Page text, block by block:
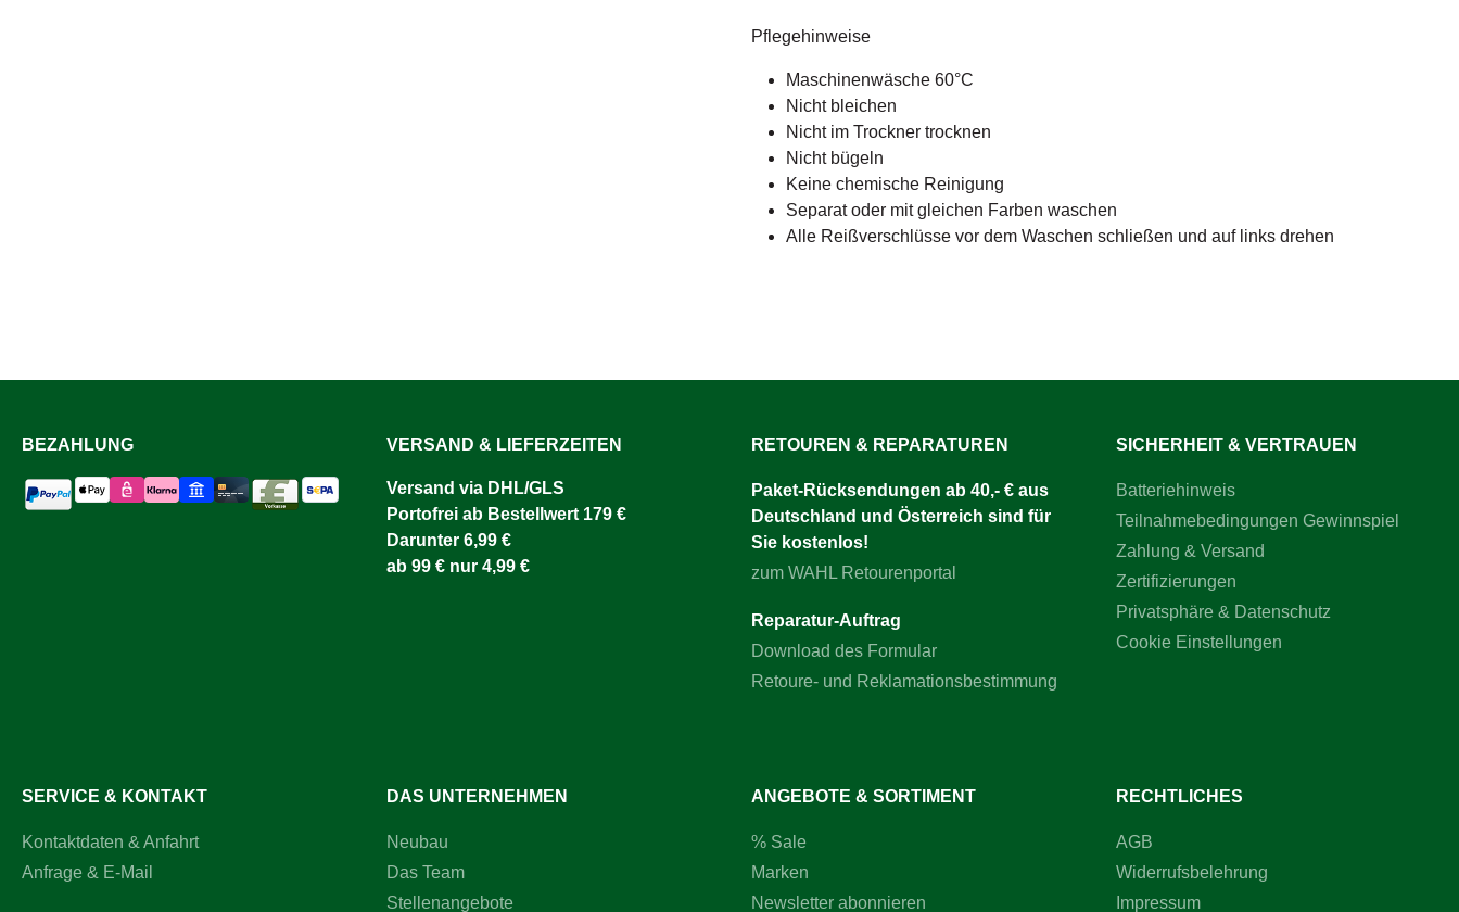
Pflegehinweise
Maschinenwäsche 60°C
Nicht bleichen
Nicht im Trockner trocknen
Nicht bügeln
Keine chemische Reinigung
Separat oder mit gleichen Farben waschen
Alle Reißverschlüsse vor dem Waschen schließen und auf links drehen
BEZAHLUNG VERSAND & LIEFERZEITEN
Versand via DHL/GLS ​
Portofrei ab Bestellwert 179 €
Darunter 6,99 €
ab 99 € nur 4,99 €
RETOUREN & REPARATUREN
Paket-Rücksendungen ab 40,- € aus
Deutschland und Österreich sind für
Sie kostenlos!
zum WAHL Retourenportal
Reparatur-Auftrag
Download des Formular
Retoure- und Reklamationsbestimmung
SICHERHEIT & VERTRAUEN
Batteriehinweis
Teilnahmebedingungen Gewinnspiel
Zahlung & Versand
Zertifizierungen
Privatsphäre & Datenschutz
Cookie Einstellungen
SERVICE & KONTAKT
Kontaktdaten & Anfahrt
Anfrage & E-Mail
DAS UNTERNEHMEN
Neubau
Das Team
Stellenangebote
ANGEBOTE & SORTIMENT
% Sale
Marken
Newsletter abonnieren
RECHTLICHES
AGB
Widerrufsbelehrung
Impressum